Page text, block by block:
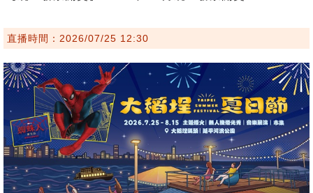
直播時間：2026/07/25 12:30